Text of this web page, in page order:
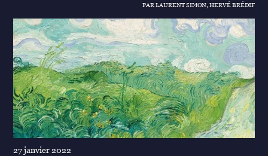
PAR LAURENT SIMON, HERVÉ BRÉDIF
27 janvier 2022